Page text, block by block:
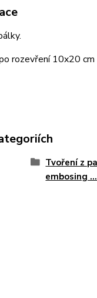
rozevření 10x20 cm
Tvoření z
embosing